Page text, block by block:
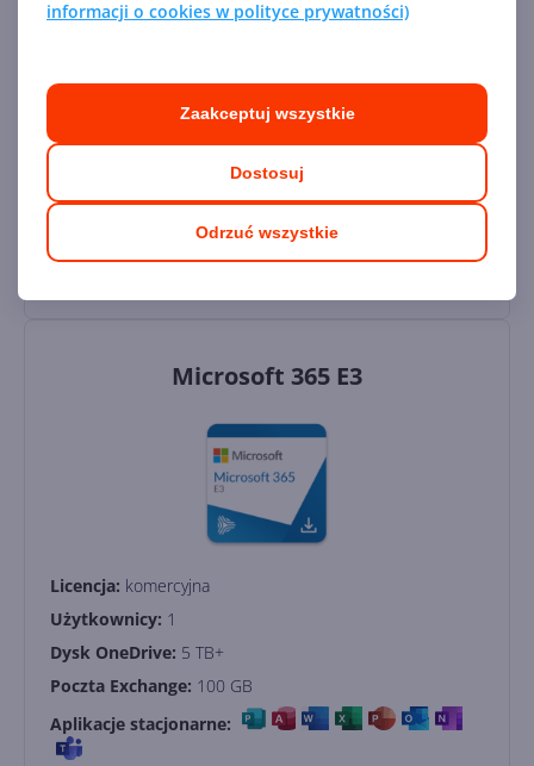
informacji o cookies w polityce prywatności)
Odrzuć wszystkie
Dostosuj
Zaakceptuj wszystkie
Dodaj do koszyka
Dodaj do porównania
Microsoft 365 E3
Licencja: komercyjna
Użytkownicy: 1
Dysk OneDrive: 5 TB+
Poczta Exchange: 100 GB
Aplikacje stacjonarne: